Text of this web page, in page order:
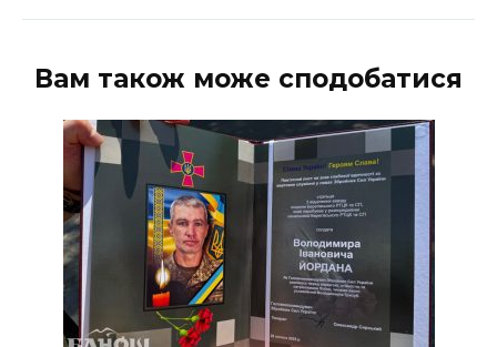
Вам також може сподобатися